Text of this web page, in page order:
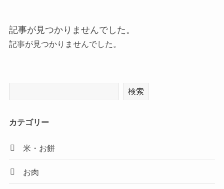
記事が見つかりませんでした。
記事が見つかりませんでした。
検索
カテゴリー
米・お餅
お肉